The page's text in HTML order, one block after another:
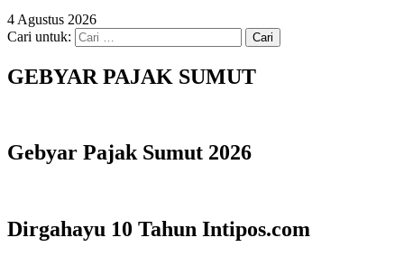
4 Agustus 2026
Cari untuk:
GEBYAR PAJAK SUMUT
Gebyar Pajak Sumut 2026
Dirgahayu 10 Tahun Intipos.com